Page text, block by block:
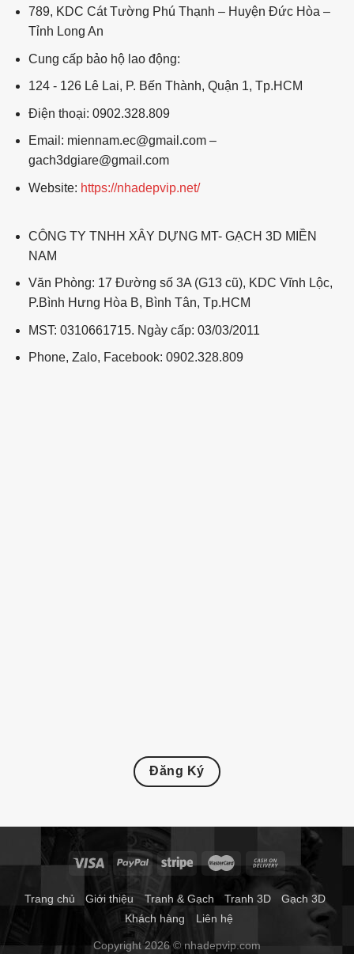
789, KDC Cát Tường Phú Thạnh – Huyện Đức Hòa –
Tỉnh Long An
Cung cấp bảo hộ lao động:
124 - 126 Lê Lai, P. Bến Thành, Quận 1, Tp.HCM
Điện thoại: 0902.328.809
Email: miennam.ec@gmail.com –
gach3dgiare@gmail.com
Website: https://nhadepvip.net/
CÔNG TY TNHH XÂY DỰNG MT- GẠCH 3D MIỀN
NAM
Văn Phòng: 17 Đường số 3A (G13 cũ), KDC Vĩnh Lộc,
P.Bình Hưng Hòa B, Bình Tân, Tp.HCM
MST: 0310661715. Ngày cấp: 03/03/2011
Phone, Zalo, Facebook: 0902.328.809
Đăng Ký
Trang chủ Giới thiệu Tranh & Gạch Tranh 3D
Gạch 3D
Khách hàng
Liên hệ
Copyright 2026 © nhadepvip.com